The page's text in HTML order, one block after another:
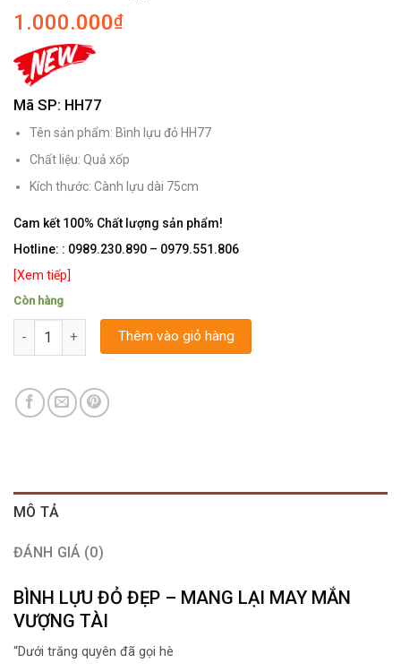
1.000.000₫
Mã SP: HH77
Tên sản phẩm: Bình lựu đỏ HH77
Chất liệu: Quả xốp
Kích thước: Cành lựu dài 75cm
Cam kết 100% Chất lượng sản phẩm!
Hotline: : 0989.230.890 – 0979.551.806
[Xem tiếp]
Còn hàng
Số lượng Thêm vào giỏ hàng
MÔ TẢ
ĐÁNH GIÁ (0)
BÌNH LỰU ĐỎ ĐẸP – MANG LẠI MAY MẮN
VƯỢNG TÀI
“Dưới trăng quyên đã gọi hè